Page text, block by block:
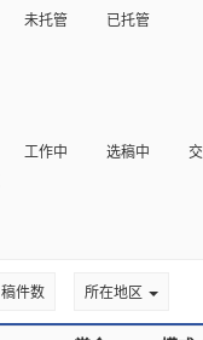
未托管 已托管
工作中 选稿中
稿件数 所在地区